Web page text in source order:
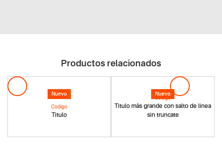
Productos relacionados
Nuevo
Titulo
Codigo
Nuevo
Titulo más grande con salto de linea
sin truncate
Codigo